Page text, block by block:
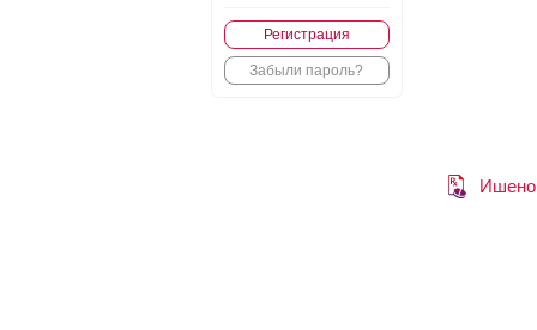
Регистрация
Забыли пароль?